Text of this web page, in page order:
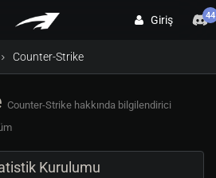
Giriş 44
Counter-Strike
Counter-Strike hakkında bilgilendirici
Kurulumu